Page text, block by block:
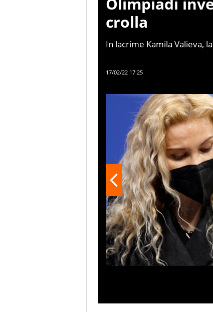
crolla
In lacrime Kamila Valieva,
speranza russa si è
17/02/22 17:25